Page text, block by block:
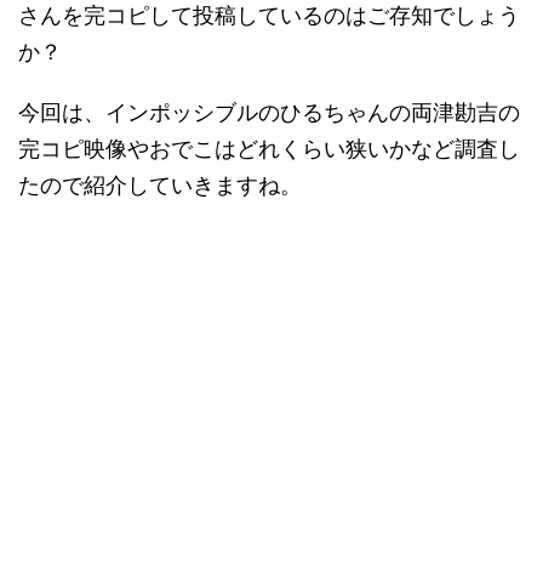
さんを完コピして投稿しているのはご存知でしょう
か？
今回は、インポッシブルのひるちゃんの両津勘吉の
完コピ映像やおでこはどれくらい狭いかなど調査し
たので紹介していきますね。